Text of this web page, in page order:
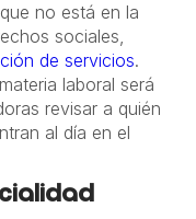
no está en la
sociales,
de servicios.
laboral será
revisar a quién
al día en el